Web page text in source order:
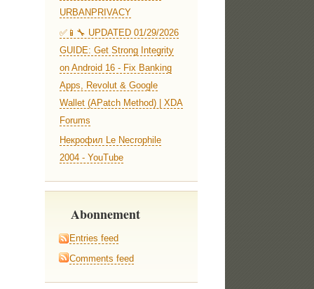
URBANPRIVACY
✅📱🔧 UPDATED 01/29/2026
GUIDE: Get Strong Integrity
on Android 16 - Fix Banking
Apps, Revolut & Google
Wallet (APatch Method) | XDA
Forums
Некрофил Le Necrophile
2004 - YouTube
Abonnement
Entries feed
Comments feed